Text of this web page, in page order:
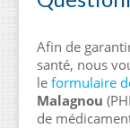
Afin de
santé, nous
le formulaire
Malagnou
de